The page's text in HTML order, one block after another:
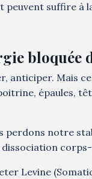
peuvent suffire à
bloquée
anticiper. Mais
épaules,
perdons notre
Levine